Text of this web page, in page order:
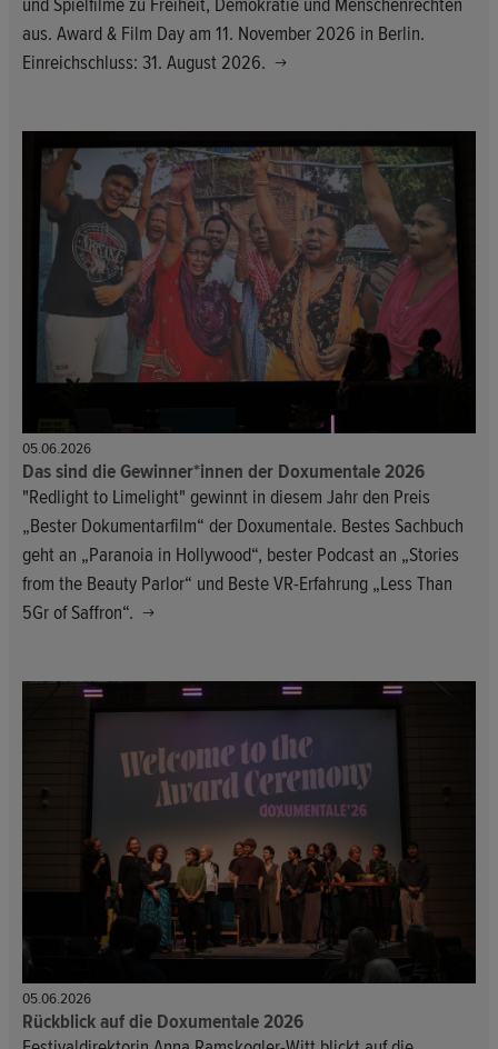
und Spielfilme zu Freiheit, Demokratie und Menschenrechten
aus. Award & Film Day am 11. November 2026 in Berlin.
Einreichschluss: 31. August 2026.
05.06.2026
Das sind die Gewinner*innen der Doxumentale 2026
"Redlight to Limelight" gewinnt in diesem Jahr den Preis
„Bester Dokumentarfilm“ der Doxumentale. Bestes Sachbuch
geht an „Paranoia in Hollywood“, bester Podcast an „Stories
from the Beauty Parlor“ und Beste VR-Erfahrung „Less Than
5Gr of Saffron“.
05.06.2026
Rückblick auf die Doxumentale 2026